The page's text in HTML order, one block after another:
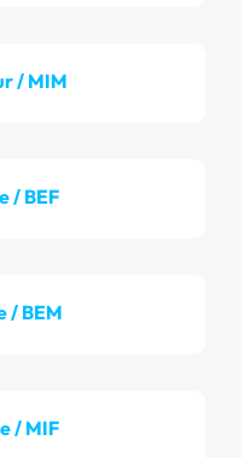
/ MIM
/ BEF
/ BEM
/ MIF